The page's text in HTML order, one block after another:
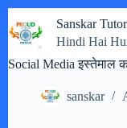
to
content
Sanskar
Hindi Hai
Social Media इस्तेमाल
sanskar